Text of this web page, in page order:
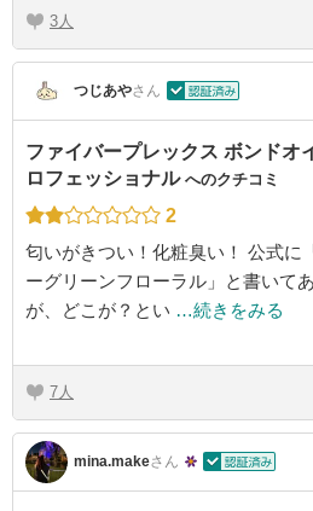
3
つじあやさん
ファイバープレックス ボンドオ
ロフェッショナル へのクチコミ
2
匂いがきつい！化粧臭い！ 公式に
ーグリーンフローラル」と書いて
が、どこが？とい …続きをみる
7
mina.makeさん